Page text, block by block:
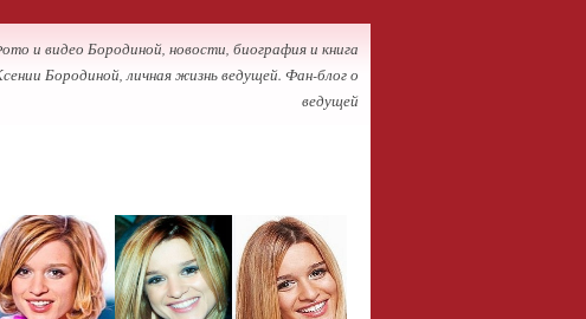
и видео Бородиной, новости, биография и книга
Бородиной, личная жизнь ведущей. Фан-блог о
ведущей